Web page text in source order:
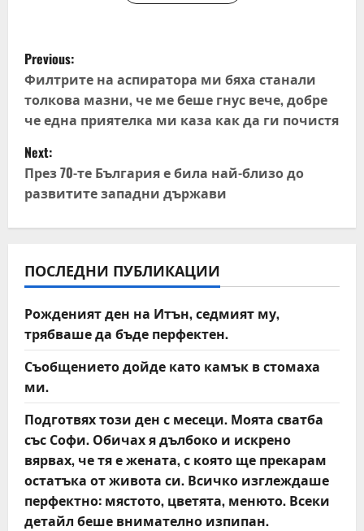
P
o
s
t
n
a
v
i
g
a
t
i
o
n
Previous:
Филтрите на аспиратора ми бяха станали
толкова мазни, че ме беше гнус вече, добре
че една приятелка ми каза как да ги почистя
Next:
През 70-те България е била най-близо до
развитите западни държави
ПОСЛЕДНИ ПУБЛИКАЦИИ
Рожденият ден на Итън, седмият му,
трябваше да бъде перфектен.
Съобщението дойде като камък в стомаха
ми.
Подготвях този ден с месеци. Моята сватба
със Софи. Обичах я дълбоко и искрено
вярвах, че тя е жената, с която ще прекарам
остатъка от живота си. Всичко изглеждаше
перфектно: мястото, цветята, менюто. Всеки
детайл беше внимателно изпипан.